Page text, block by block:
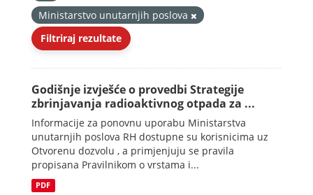
Ministarstvo unutarnjih poslova
Filtriraj rezultate
Godišnje izvješće o provedbi Strategije
zbrinjavanja radioaktivnog otpada za ...
Informacije za ponovnu uporabu Ministarstva
unutarnjih poslova RH dostupne su korisnicima uz
Otvorenu dozvolu , a primjenjuju se pravila
propisana Pravilnikom o vrstama i...
PDF